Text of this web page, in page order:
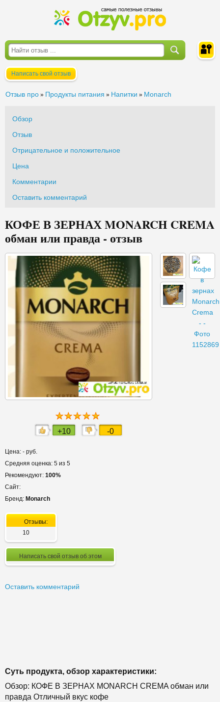
Написать свой отзыв
Отзыв про » Продукты питания » Напитки » Monarch
Обзор
Отзыв
Отрицательное и положительное
Цена
Комментарии
Оставить комментарий
КОФЕ В ЗЕРНАХ MONARCH CREMA
обман или правда - отзыв
+10 -0
Цена: - руб.
Средняя оценка: 5 из 5
Рекомендуют: 100%
Сайт:
Бренд: Monarch
Отзывы:
10
Написать свой отзыв об этом
Оставить комментарий
Суть продукта, обзор характеристики:
Обзор: КОФЕ В ЗЕРНАХ MONARCH CREMA обман или
правда Отличный вкус кофе